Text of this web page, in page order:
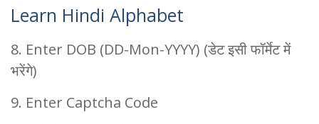
Learn Hindi Alphabet
8. Enter DOB (DD-Mon-YYYY) (डेट इसी फॉर्मेट में
भरेंगे)
9. Enter Captcha Code